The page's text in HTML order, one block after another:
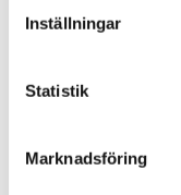
Inställningar
Statistik
Marknadsföring
Alluris TTT-920C5 är